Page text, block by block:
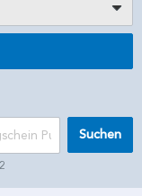
Suchen